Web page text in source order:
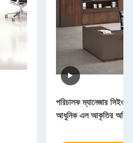
পরিচালক ম্যানেজার
আধুনিক এল আকৃতির